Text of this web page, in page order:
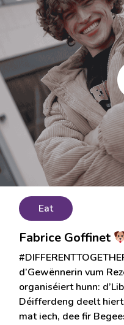
Eat
Fabrice Goffinet
d’Gewënnerin vum
organiséiert hunn:
Déifferdeng deelt
mat iech, dee fir